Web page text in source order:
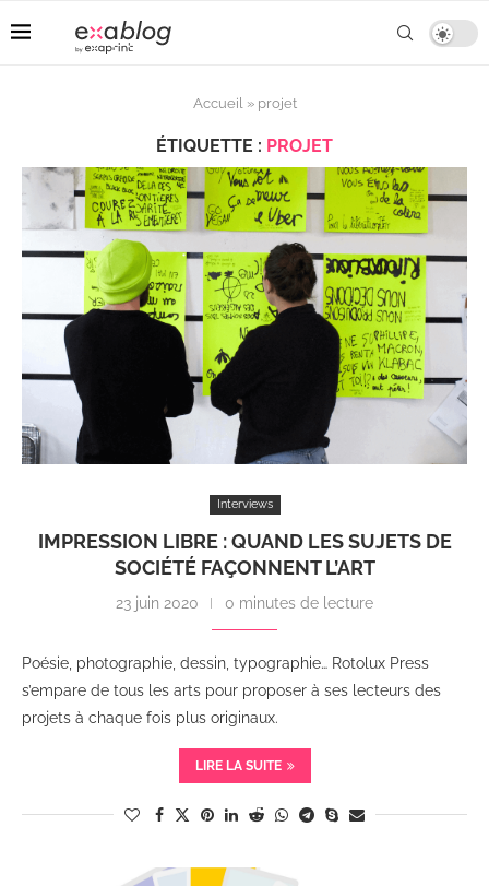
Accueil» projet
ÉTIQUETTE : PROJET
Interviews
IMPRESSION LIBRE : QUAND LES SUJETS DE
SOCIÉTÉ FAÇONNENT L’ART
23 juin 2020 0 minutes de lecture
Poésie, photographie, dessin, typographie… Rotolux Press
s’empare de tous les arts pour proposer à ses lecteurs des
projets à chaque fois plus originaux.
LIRE LA SUITE